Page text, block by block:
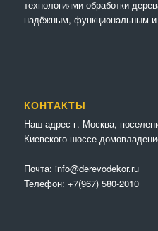
технологиями обработки
надёжным, функциональным и
КОНТАКТЫ
Наш адрес г. Москва,
Киевского шоссе
Почта: info@derevodekor.ru
Телефон: +7(967) 580-2010